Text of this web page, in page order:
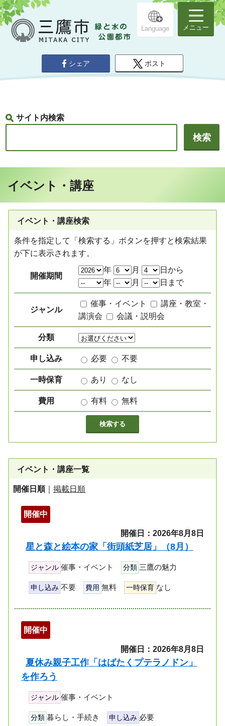
Language メニュー
シェア ポスト
サイト内検索
イベント・講座
イベント・講座検索
条件を指定して「検索する」ボタンを押すと検索結果
が下に表示されます。
開催期間
年 月
日から
年
月 日まで
ジャンル
催事・イベント
講座・教室・
講演会
会議・説明会
分類
申し込み 必要 不要
一時保育 あり なし
費用 有料 無料
イベント・講座一覧
開催日順｜ 掲載日順
開催中
開催日：2026年8月8日
星と森と絵本の家「街頭紙芝居」（8月）
ジャンル 催事・イベント 分類 三鷹の魅力
申し込み 不要 費用 無料 一時保育 なし
開催中
開催日：2026年8月8日
夏休み親子工作「はばたくプテラノドン」
を作ろう
ジャンル 催事・イベント
分類 暮らし・手続き 申し込み 必要